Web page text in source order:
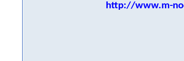
http://www.m-